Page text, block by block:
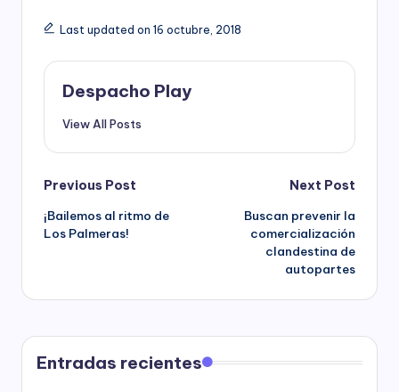
Last updated on 16 octubre, 2018
Despacho Play
View All Posts
Post
navigation
Previous Post
¡Bailemos al ritmo de
Los Palmeras!
Next Post
Buscan prevenir la
comercialización
clandestina de
autopartes
Entradas recientes